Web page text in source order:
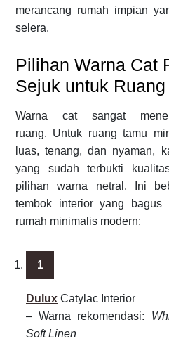
merancang rumah impian
selera.
Pilihan Warna Cat
Sejuk untuk
Warna cat sangat
ruang. Untuk ruang tamu
luas, tenang, dan nyaman,
yang sudah terbukti
pilihan warna netral. Ini
tembok interior yang
rumah minimalis modern:
Dulux Catylac Interior
– Warna rekomendasi:
Soft Linen